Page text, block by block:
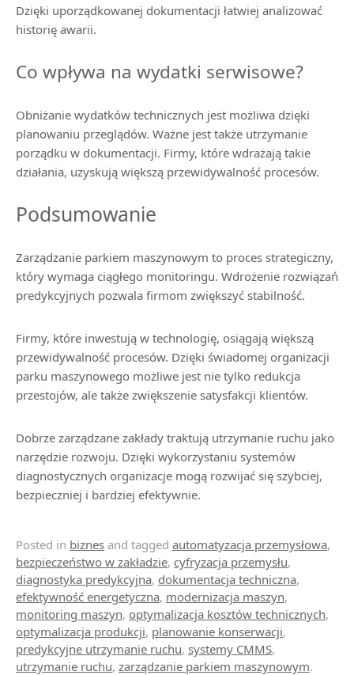
Dzięki uporządkowanej dokumentacji łatwiej analizować
historię awarii.
Co wpływa na wydatki serwisowe?
Obniżanie wydatków technicznych jest możliwa dzięki
planowaniu przeglądów. Ważne jest także utrzymanie
porządku w dokumentacji. Firmy, które wdrażają takie
działania, uzyskują większą przewidywalność procesów.
Podsumowanie
Zarządzanie parkiem maszynowym to proces strategiczny,
który wymaga ciągłego monitoringu. Wdrożenie rozwiązań
predykcyjnych pozwala firmom zwiększyć stabilność.
Firmy, które inwestują w technologię, osiągają większą
przewidywalność procesów. Dzięki świadomej organizacji
parku maszynowego możliwe jest nie tylko redukcja
przestojów, ale także zwiększenie satysfakcji klientów.
Dobrze zarządzane zakłady traktują utrzymanie ruchu jako
narzędzie rozwoju. Dzięki wykorzystaniu systemów
diagnostycznych organizacje mogą rozwijać się szybciej,
bezpieczniej i bardziej efektywnie.
Posted in biznes and tagged automatyzacja przemysłowa,
bezpieczeństwo w zakładzie, cyfryzacja przemysłu,
diagnostyka predykcyjna, dokumentacja techniczna,
efektywność energetyczna, modernizacja maszyn,
monitoring maszyn, optymalizacja kosztów technicznych,
optymalizacja produkcji, planowanie konserwacji,
predykcyjne utrzymanie ruchu, systemy CMMS,
utrzymanie ruchu, zarządzanie parkiem maszynowym.